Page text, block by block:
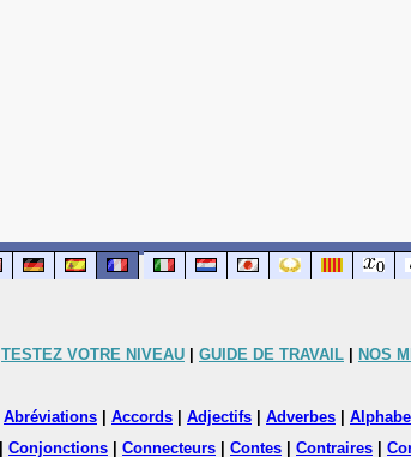
TESTEZ VOTRE NIVEAU GUIDE DE TRAVAIL NOS
Abréviations Accords Adjectifs Adverbes
Conjonctions Connecteurs Contes Contraires